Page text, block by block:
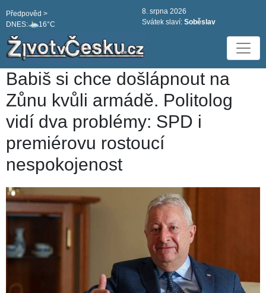
DNES: 16°C
Předpověd >
8. srpna 2026
Svátek slaví: Soběslav
Babiš si chce došlápnout na
Zůnu kvůli armádě. Politolog
vidí dva problémy: SPD i
premiérovu rostoucí
nespokojenost